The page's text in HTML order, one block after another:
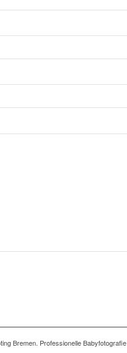
Bremen. Professionelle Babyfotografie